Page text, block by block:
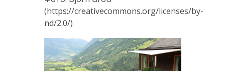
(https://creativecommons.org/licenses/by-
nd/2.0/)